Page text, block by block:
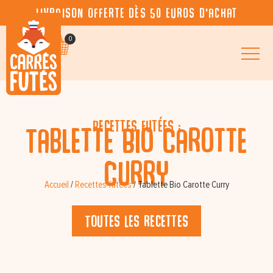
Livraison offerte dès 50 euros d’achat
0
Recettes futées :
Tablette Bio Carotte
Curry
Accueil / Recettes futées/ Tablette Bio Carotte Curry
Toutes les recettes